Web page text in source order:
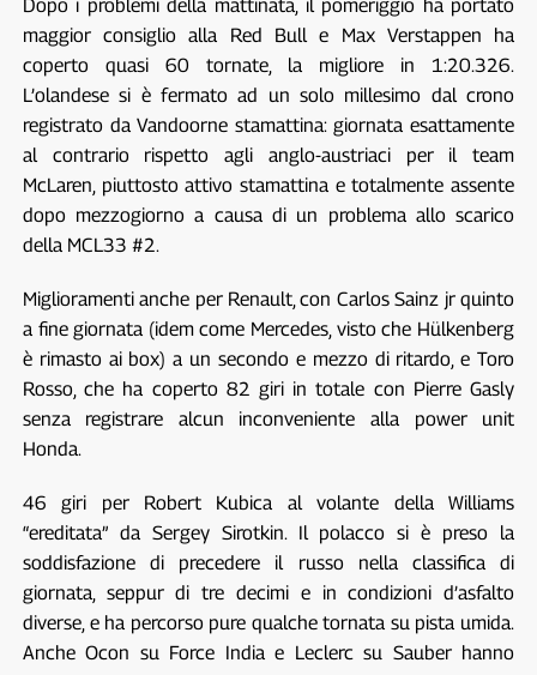
Dopo i problemi della mattinata, il pomeriggio ha portato
maggior consiglio alla Red Bull e Max Verstappen ha
coperto quasi 60 tornate, la migliore in 1:20.326.
L’olandese si è fermato ad un solo millesimo dal crono
registrato da Vandoorne stamattina: giornata esattamente
al contrario rispetto agli anglo-austriaci per il team
McLaren, piuttosto attivo stamattina e totalmente assente
dopo mezzogiorno a causa di un problema allo scarico
della MCL33 #2.
Miglioramenti anche per Renault, con Carlos Sainz jr quinto
a fine giornata (idem come Mercedes, visto che Hülkenberg
è rimasto ai box) a un secondo e mezzo di ritardo, e Toro
Rosso, che ha coperto 82 giri in totale con Pierre Gasly
senza registrare alcun inconveniente alla power unit
Honda.
46 giri per Robert Kubica al volante della Williams
“ereditata” da Sergey Sirotkin. Il polacco si è preso la
soddisfazione di precedere il russo nella classifica di
giornata, seppur di tre decimi e in condizioni d’asfalto
diverse, e ha percorso pure qualche tornata su pista umida.
Anche Ocon su Force India e Leclerc su Sauber hanno